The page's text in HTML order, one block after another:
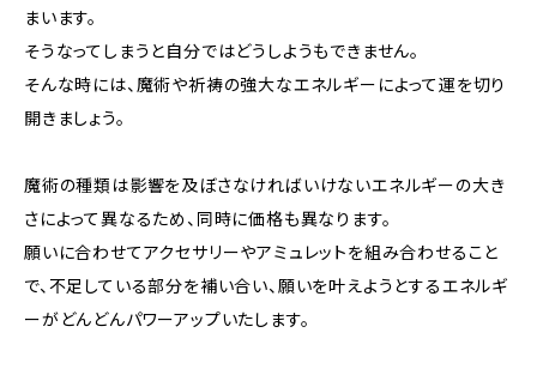
まいます。
そうなってしまうと自分ではどうしようもできません。
そんな時には、魔術や祈祷の強大なエネルギーによって運を切り
開きましょう。
魔術の種類は影響を及ぼさなければいけないエネルギーの大き
さによって異なるため、同時に価格も異なります。
願いに合わせてアクセサリーやアミュレットを組み合わせること
で、不足している部分を補い合い、願いを叶えようとするエネルギ
ーがどんどんパワーアップいたします。